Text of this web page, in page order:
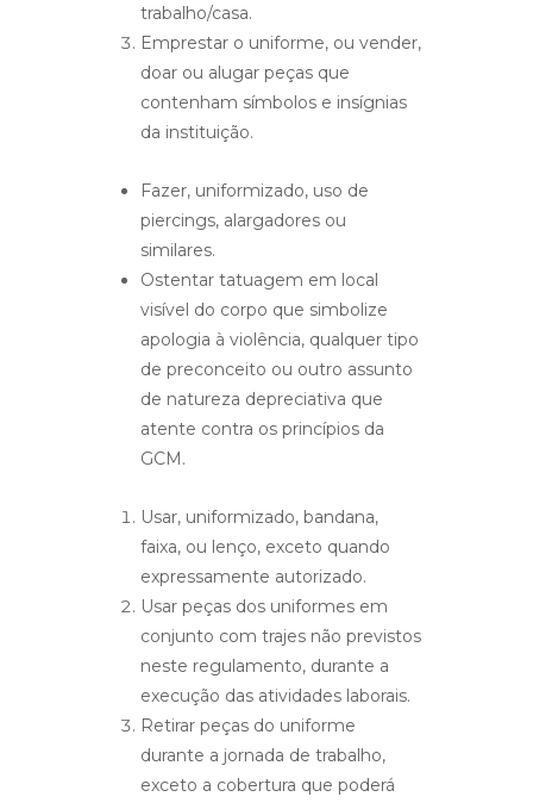
trabalho/casa.
Emprestar o uniforme, ou vender,
doar ou alugar peças que
contenham símbolos e insígnias
da instituição.
Fazer, uniformizado, uso de
piercings, alargadores ou
similares.
Ostentar tatuagem em local
visível do corpo que simbolize
apologia à violência, qualquer tipo
de preconceito ou outro assunto
de natureza depreciativa que
atente contra os princípios da
GCM.
Usar, uniformizado, bandana,
faixa, ou lenço, exceto quando
expressamente autorizado.
Usar peças dos uniformes em
conjunto com trajes não previstos
neste regulamento, durante a
execução das atividades laborais.
Retirar peças do uniforme
durante a jornada de trabalho,
exceto a cobertura que poderá